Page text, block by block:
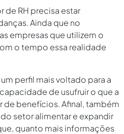
de RH precisa estar
Ainda que no
empresas que utilizem o
o tempo essa realidade
perfil mais voltado para a
de usufruir o que a
benefícios. Afinal, também
setor alimentar e expandir
quanto mais informações